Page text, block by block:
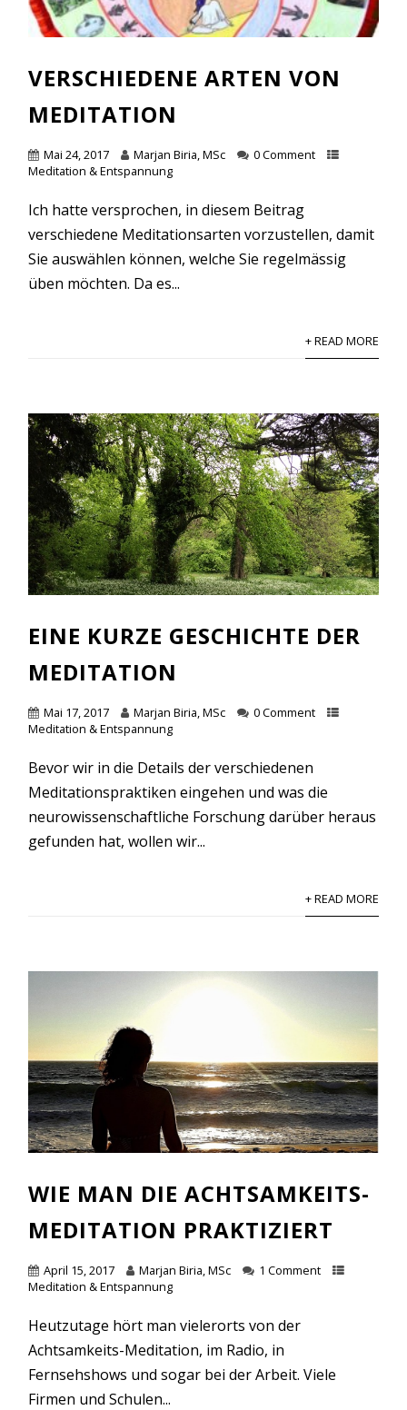
VERSCHIEDENE ARTEN VON
MEDITATION
Mai 24, 2017 Marjan Biria, MSc
0 Comment
Meditation & Entspannung
Ich hatte versprochen, in diesem Beitrag
verschiedene Meditationsarten vorzustellen, damit
Sie auswählen können, welche Sie regelmässig
üben möchten. Da es...
+ READ MORE
EINE KURZE GESCHICHTE DER
MEDITATION
Mai 17, 2017 Marjan Biria, MSc
0 Comment
Meditation & Entspannung
Bevor wir in die Details der verschiedenen
Meditationspraktiken eingehen und was die
neurowissenschaftliche Forschung darüber heraus
gefunden hat, wollen wir...
+ READ MORE
WIE MAN DIE ACHTSAMKEITS-
MEDITATION PRAKTIZIERT
April 15, 2017 Marjan Biria, MSc
1 Comment
Meditation & Entspannung
Heutzutage hört man vielerorts von der
Achtsamkeits-Meditation, im Radio, in
Fernsehshows und sogar bei der Arbeit. Viele
Firmen und Schulen...